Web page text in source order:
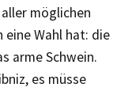
möglichen
Wahl hat: die
arme Schwein.
es müsse